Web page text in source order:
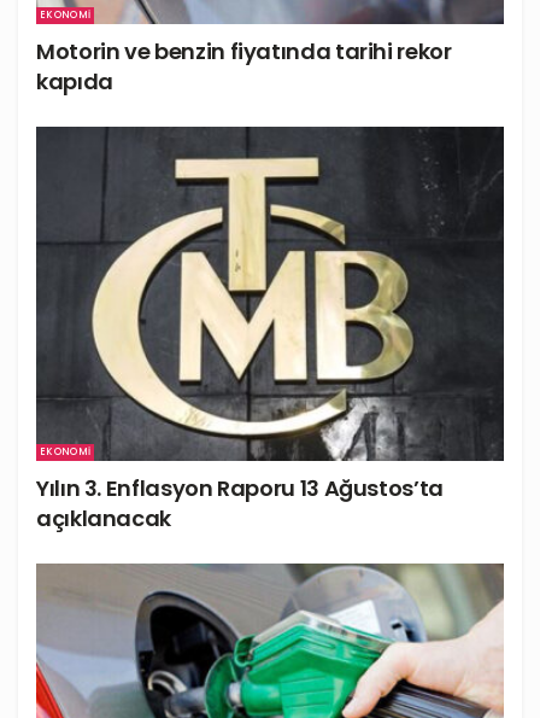
EKONOMI
Motorin ve benzin fiyatında tarihi rekor
kapıda
EKONOMI
Yılın 3. Enflasyon Raporu 13 Ağustos’ta
açıklanacak